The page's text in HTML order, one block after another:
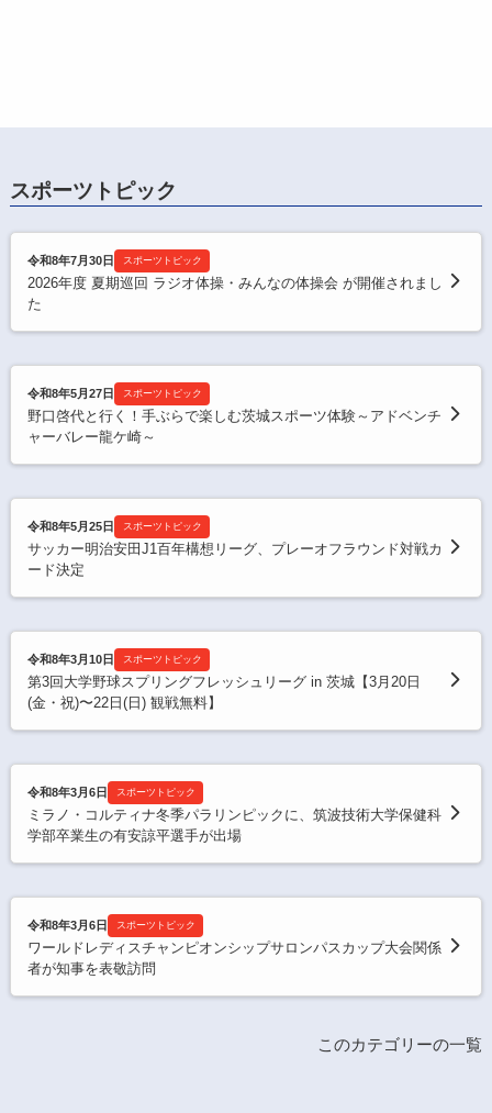
スポーツトピック
令和8年7月30日 スポーツトピック
2026年度 夏期巡回 ラジオ体操・みんなの体操会 が開催されまし
た
令和8年5月27日 スポーツトピック
野口啓代と行く！手ぶらで楽しむ茨城スポーツ体験～アドベンチ
ャーバレー龍ケ崎～
令和8年5月25日 スポーツトピック
サッカー明治安田J1百年構想リーグ、プレーオフラウンド対戦カ
ード決定
令和8年3月10日 スポーツトピック
第3回大学野球スプリングフレッシュリーグ in 茨城【3月20日
(金・祝)〜22日(日) 観戦無料】
令和8年3月6日 スポーツトピック
ミラノ・コルティナ冬季パラリンピックに、筑波技術大学保健科
学部卒業生の有安諒平選手が出場
令和8年3月6日 スポーツトピック
ワールドレディスチャンピオンシップサロンパスカップ大会関係
者が知事を表敬訪問
このカテゴリーの一覧